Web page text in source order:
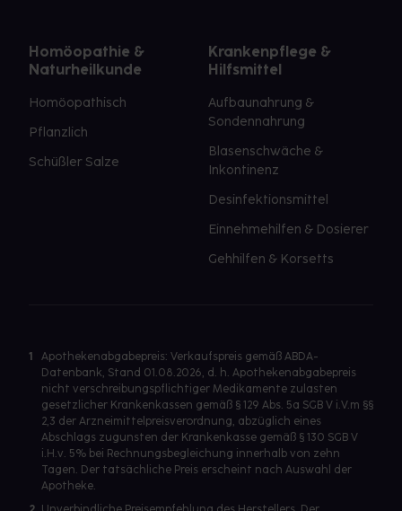
Homöopathie &
Naturheilkunde
Homöopathisch
Pflanzlich
Schüßler Salze
Krankenpflege &
Hilfsmittel
Aufbaunahrung &
Sondennahrung
Blasenschwäche &
Inkontinenz
Desinfektionsmittel
Einnehmehilfen & Dosierer
Gehhilfen & Korsetts
1
Apothekenabgabepreis: Verkaufspreis gemäß ABDA-
Datenbank, Stand 01.08.2026, d. h. Apothekenabgabepreis
nicht verschreibungspflichtiger Medikamente zulasten
gesetzlicher Krankenkassen gemäß § 129 Abs. 5a SGB V i.V.m §§
2,3 der Arzneimittelpreisverordnung, abzüglich eines
Abschlags zugunsten der Krankenkasse gemäß § 130 SGB V
i.H.v. 5% bei Rechnungsbegleichung innerhalb von zehn
Tagen. Der tatsächliche Preis erscheint nach Auswahl der
Apotheke.